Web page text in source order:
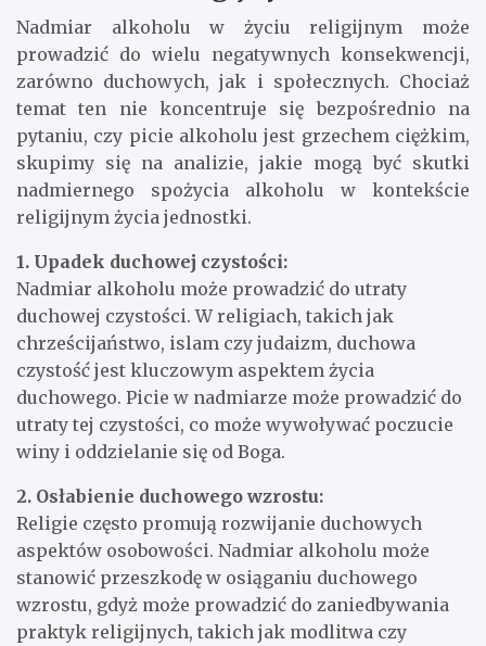
Nadmiar alkoholu w życiu religijnym może
prowadzić do wielu negatywnych konsekwencji,
zarówno duchowych, jak i społecznych. Chociaż
temat ten nie koncentruje się bezpośrednio na
pytaniu, czy picie alkoholu jest grzechem ciężkim,
skupimy się na analizie, jakie mogą być skutki
nadmiernego spożycia alkoholu w kontekście
religijnym życia jednostki.
1. Upadek duchowej czystości:
Nadmiar alkoholu może prowadzić do utraty
duchowej czystości. W religiach, takich jak
chrześcijaństwo, islam czy judaizm, duchowa
czystość jest kluczowym aspektem życia
duchowego. Picie w nadmiarze może prowadzić do
utraty tej czystości, co może wywoływać poczucie
winy i oddzielanie się od Boga.
2. Osłabienie duchowego wzrostu:
Religie często promują rozwijanie duchowych
aspektów osobowości. Nadmiar alkoholu może
stanowić przeszkodę w osiąganiu duchowego
wzrostu, gdyż może prowadzić do zaniedbywania
praktyk religijnych, takich jak modlitwa czy